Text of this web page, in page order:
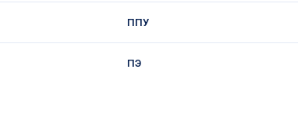
ППУ
ПЭ